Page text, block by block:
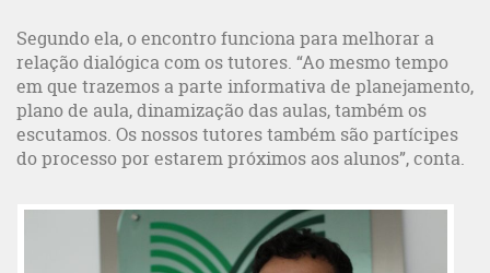
Segundo ela, o encontro funciona para melhorar a
relação dialógica com os tutores. “Ao mesmo tempo
em que trazemos a parte informativa de planejamento,
plano de aula, dinamização das aulas, também os
escutamos. Os nossos tutores também são partícipes
do processo por estarem próximos aos alunos”, conta.